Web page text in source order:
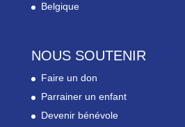
Belgique
NOUS SOUTENIR
Faire un don
Parrainer un enfant
Devenir bénévole